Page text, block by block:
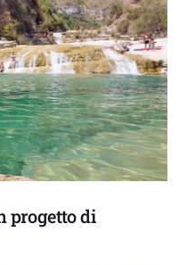
progetto di